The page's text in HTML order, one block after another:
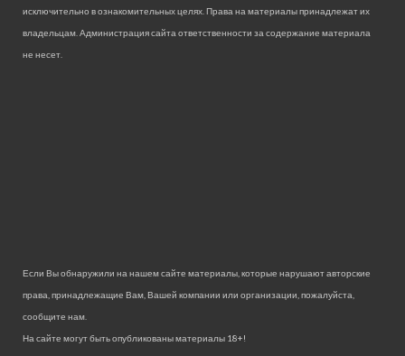
исключительно в ознакомительных целях. Права на материалы принадлежат их
владельцам. Администрация сайта ответственности за содержание материала
не несет.
Если Вы обнаружили на нашем сайте материалы, которые нарушают авторские
права, принадлежащие Вам, Вашей компании или организации, пожалуйста,
сообщите нам.
На сайте могут быть опубликованы материалы 18+!